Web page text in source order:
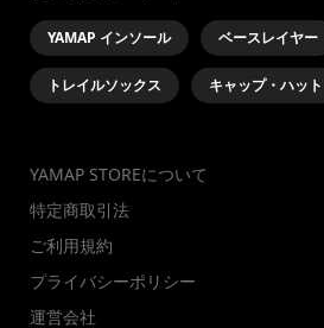
YAMAP インソール ベースレイヤー
トレイルソックス キャップ・ハット
YAMAP STOREについて
特定商取引法
ご利用規約
プライバシーポリシー
運営会社